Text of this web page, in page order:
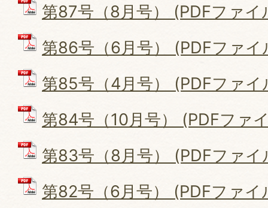
第87号（8月号） (PDFファイ
第86号（6月号） (PDFファ
第85号（4月号） (PDFファ
第84号（10月号） (PDFファ
第83号（8月号） (PDFファ
第82号（6月号） (PDFファイ